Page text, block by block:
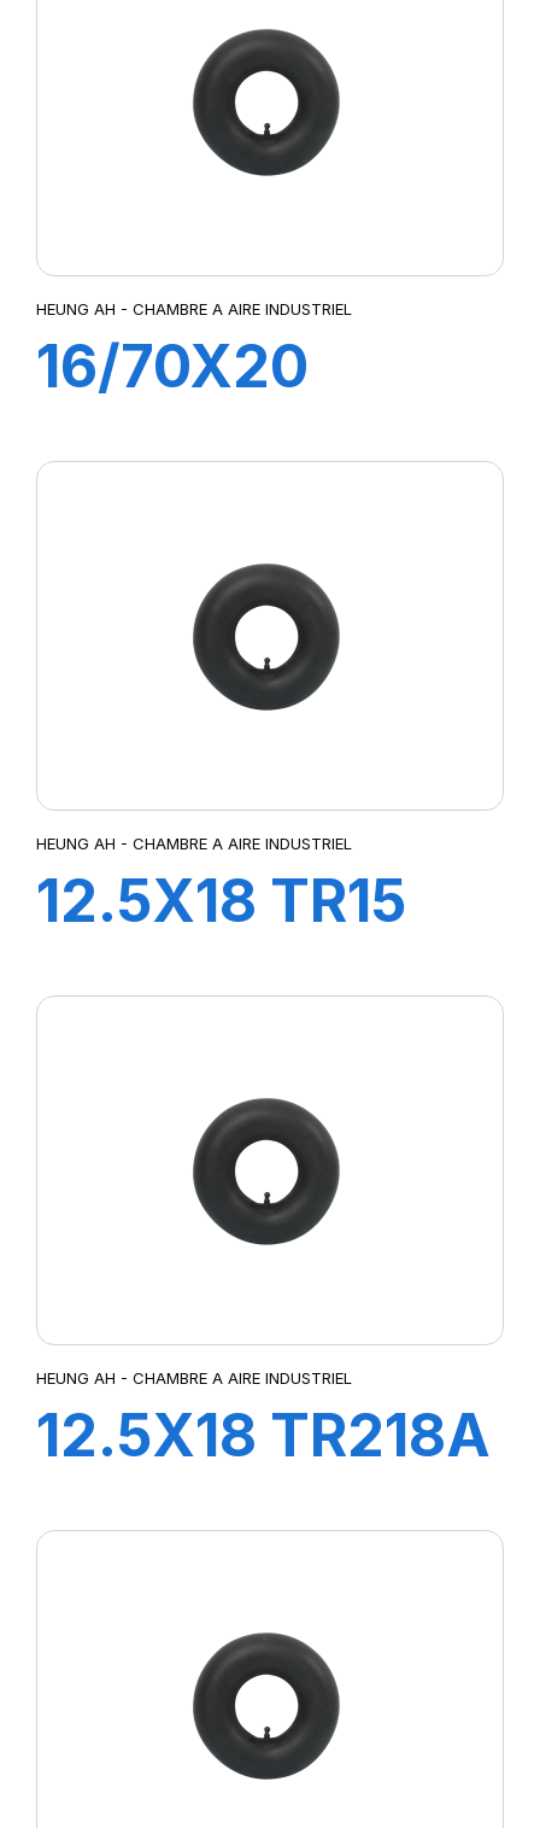
HEUNG AH - CHAMBRE A AIRE INDUSTRIEL
16/70X20
HEUNG AH - CHAMBRE A AIRE INDUSTRIEL
12.5X18 TR15
HEUNG AH - CHAMBRE A AIRE INDUSTRIEL
12.5X18 TR218A